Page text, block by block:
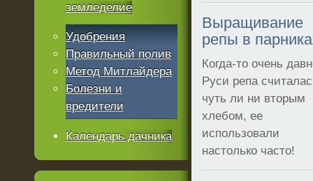
Выращивание
репы в
Когда-то очень
Руси репа
чуть ли ни вторым
хлебом, ее
использовали
настолько часто!
земледелие
Удобрения
Правильный полив
Метод Митлайдера
Болезни и
вредители
Календарь дачника